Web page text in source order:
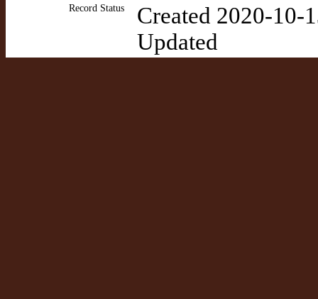
Record Status
Created 2020-10-
Updated